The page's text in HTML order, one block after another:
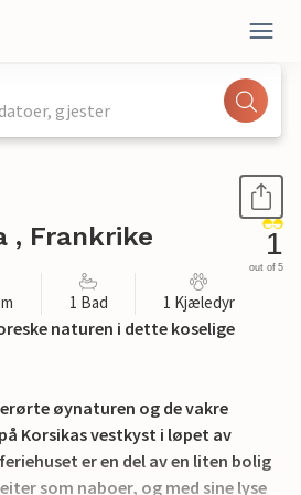
gjester
, Frankrike 1
out of 5
1 Bad 1 Kjæledyr
naturen i dette koselige
øynaturen og de vakre
Korsikas vestkyst i løpet av
er en del av en liten bolig
som naboer, og med sine lyse